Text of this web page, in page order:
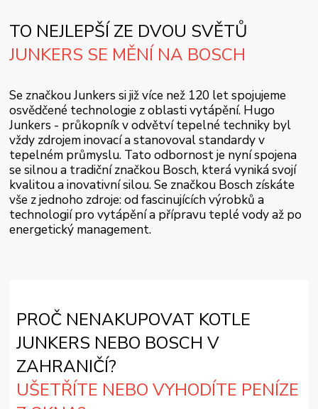
TO NEJLEPŠÍ ZE DVOU SVĚTŮ
JUNKERS SE MĚNÍ NA BOSCH
Se značkou Junkers si již více než 120 let spojujeme
osvědčené technologie z oblasti vytápění. Hugo
Junkers - průkopník v odvětví tepelné techniky byl
vždy zdrojem inovací a stanovoval standardy v
tepelném průmyslu. Tato odbornost je nyní spojena
se silnou a tradiční značkou Bosch, která vyniká svojí
kvalitou a inovativní silou. Se značkou Bosch získáte
vše z jednoho zdroje: od fascinujících výrobků a
technologií pro vytápění a přípravu teplé vody až po
energetický management.
PROČ NENAKUPOVAT KOTLE
JUNKERS NEBO BOSCH V
ZAHRANIČÍ?
UŠETŘÍTE NEBO VYHODÍTE PENÍZE